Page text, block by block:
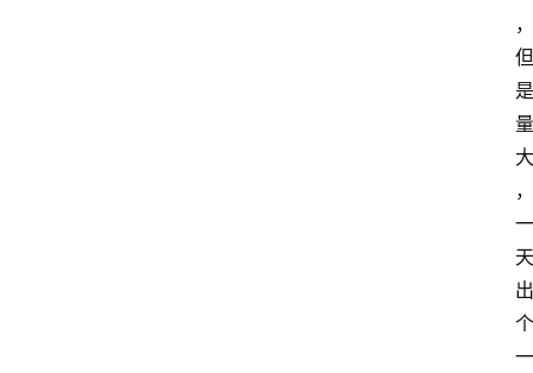
，
但
是
量
大
，
一
天
出
个
一